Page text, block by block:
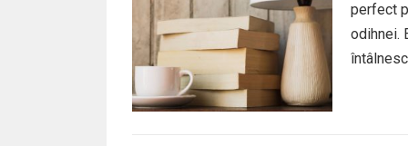
perfect
odihnei.